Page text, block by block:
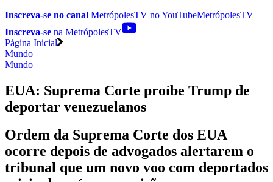
Inscreva-se no canal MetrópolesTV noYouTubeMetrópolesTV
Inscreva-se na MetrópolesTV
Página Inicial
Mundo
Mundo
EUA: Suprema Corte proíbe Trump de
deportar venezuelanos
Ordem da Suprema Corte dos EUA
ocorre depois de advogados alertarem o
tribunal que um novo voo com deportados